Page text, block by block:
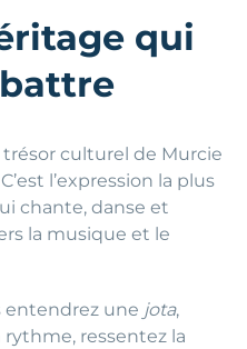
qui
culturel de Murcie
l’expression la plus
chante, danse et
la musique et le
entendrez une jota,
rythme, ressentez la